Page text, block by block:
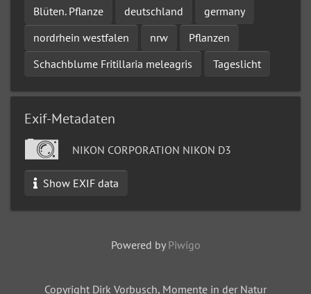
Blüten. Pflanze
deutschland
germany
nordrhein westfalen
nrw
Pflanzen
Schachblume Fritillaria meleagris
Tageslicht
Exif-Metadaten
NIKON CORPORATION NIKON D3
Show EXIF data
Powered by Piwigo
Copyright Dirk Vorbusch, Momente in der Natur